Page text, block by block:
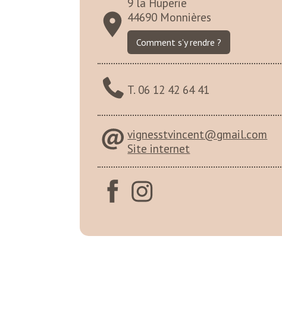
44690 Monnières
Comment s’y rendre ?
T. 06 12 42 64 41
vignesstvincent@gmail.com
Site internet